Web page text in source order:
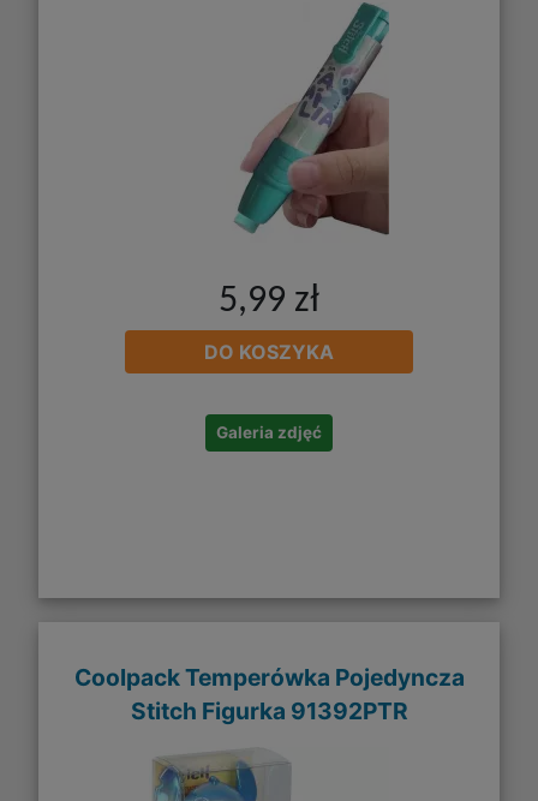
5,99 zł
DO KOSZYKA
Galeria zdjęć
Coolpack Temperówka Pojedyncza
Stitch Figurka 91392PTR